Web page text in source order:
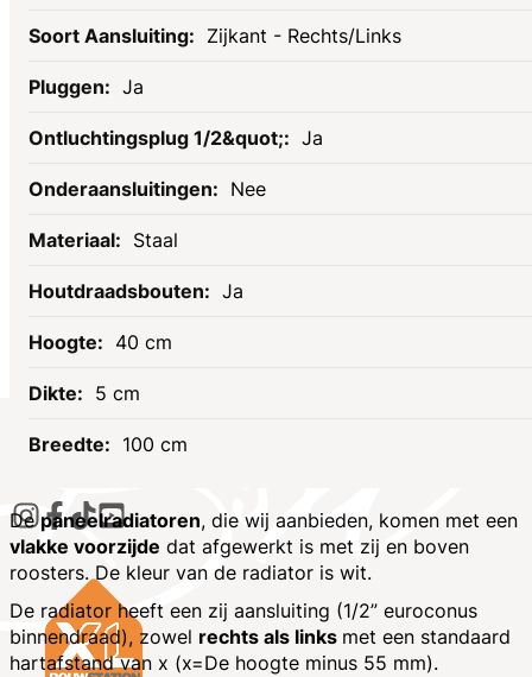
Zijkant - Rechts/Links
Ja
Ja
Nee
Staal
Ja
40 cm
5 cm
100 cm
Depaneelradiatoren, die wij aanbieden, komen met een
vlakke voorzijde dat afgewerkt is met zij en boven
roosters. De kleur van de radiator is wit.
De radiator heeft een zij aansluiting (1/2” euroconus
binnendraad), zowel rechts als links met een standaard
hartafstand van x (x=De hoogte minus 55 mm).